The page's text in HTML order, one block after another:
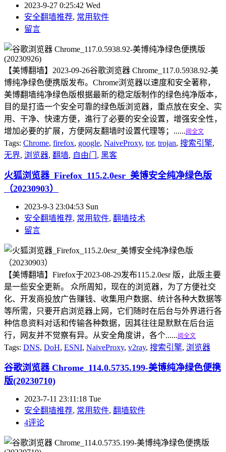
2023-9-27 0:25:42 Wed
安全翻墙推荐, 常用软件
留言
【美博翻墙】2023-09-26谷歌浏览器 Chrome_117.0.5938.92-美
博纯净绿色便携版发布。Chrome浏览器以速度和安全著称，
美博翻墙纯净绿色版根据最新的稳定版制作的绿色纯净版本，
目的是打造一个安全可靠的绿色版浏览器，重点放在安全、实
用、干净、快速方便，進行了必要的安全设置，增强安全性，
增加必要的扩展，方便网友翻墙时设置代理等；......阅全文
Tags: Chrome, firefox, google, NaiveProxy, tor, trojan, 搜索引擎,
无界, 浏览器, 翻墙, 自由门 , 黑客
火狐浏览器_Firefox_115.2.0esr_美博安全纯净绿色版
（20230903）
2023-9-3 23:04:53 Sun
安全翻墙推荐, 常用软件, 翻墙技术
留言
【美博翻墙】Firefox于2023-08-29发布115.2.0esr 版，此版主要
是一些安全更新。 众所周知，现在的浏览器，为了方便社交
化、开发商投放广告赚钱、收集用户数据、统计各种大数据等
等所需，只要开启浏览器上网，它们随时在后台与外界进行各
种信息资料对话和传输各种数据，因其往往是默默在后台运
行，网友并不觉察有异。从安全角度讲，各个......阅全文
Tags: DNS, DoH, ESNI, NaiveProxy, v2ray, 搜索引擎, 浏览器
谷歌浏览器 Chrome_114.0.5735.199-美博纯净绿色便携
版(20230710)
2023-7-11 23:11:18 Tue
安全翻墙推荐, 常用软件, 翻墙软件
4评论